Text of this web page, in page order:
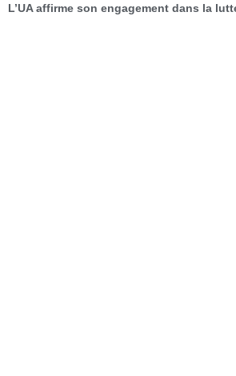
L’UA affirme son engagement dans la